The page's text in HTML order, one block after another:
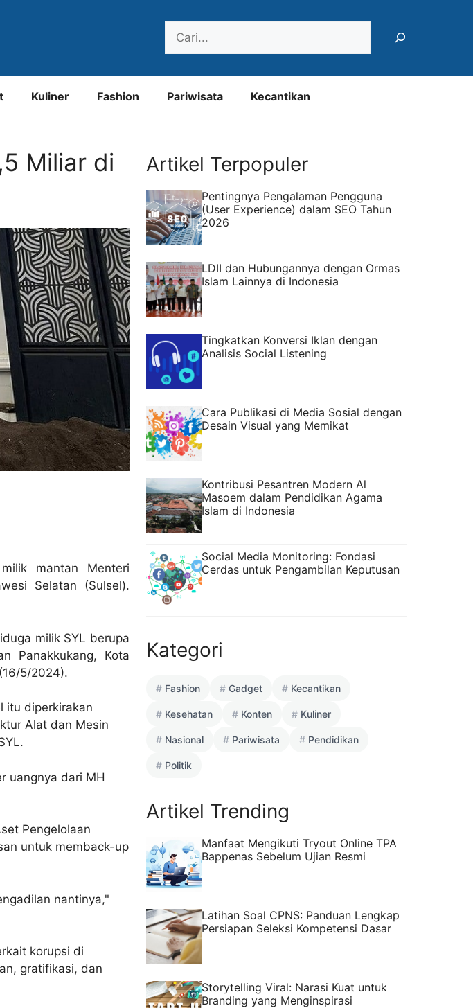
Kuliner Fashion Pariwisata Kecantikan
Miliar di
mantan Menteri
Selatan (Sulsel).
milik SYL berupa
Panakkukang, Kota
5/2024).
itu diperkirakan
Alat dan Mesin
uangnya dari MH
Pengelolaan
untuk memback-up
nantinya,"
korupsi di
gratifikasi, dan
Artikel Terpopuler
Pentingnya Pengalaman Pengguna
(User Experience) dalam SEO Tahun
2026
LDII dan Hubungannya dengan Ormas
Islam Lainnya di Indonesia
Tingkatkan Konversi Iklan dengan
Analisis Social Listening
Cara Publikasi di Media Sosial dengan
Desain Visual yang Memikat
Kontribusi Pesantren Modern Al
Masoem dalam Pendidikan Agama
Islam di Indonesia
Social Media Monitoring: Fondasi
Cerdas untuk Pengambilan Keputusan
Kategori
Fashion Gadget Kecantikan
Kesehatan Konten Kuliner
Nasional Pariwisata Pendidikan
Politik
Artikel Trending
Manfaat Mengikuti Tryout Online TPA
Bappenas Sebelum Ujian Resmi
Latihan Soal CPNS: Panduan Lengkap
Persiapan Seleksi Kompetensi Dasar
Storytelling Viral: Narasi Kuat untuk
Branding yang Menginspirasi